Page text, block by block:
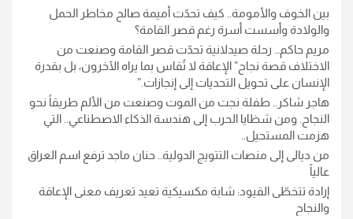
بين الخوف والأمومة.. كيف تحدّت أميمة صالح مخاطر الحمل
والولادة وأسست أسرة رغم قصر القامة؟
مريم حاكم… رحلة صيدلانية تحدّت قصر القامة وصنعت من
الاختلاف قصة نجاح” الإعاقة لا تُقاس بما يراه الآخرون، بل بقدرة
الإنسان على تحويل التحديات إلى إنجازات.”
هاجر شاكر.. طفلة نجت من الموت وصنعت من الألم طريقاً نحو
النجاح. ومن شظايا الحرب إلى هندسة الذكاء الاصطناعي.. التي
هزمت المستحيل..
من ديالى إلى منصات التتويج الدولية.. حنان ماجد ترفع اسم العراق
عالياً
إرادة تتخطّى القيود: شابة مكسيكية تعيد تعريف معنى الإعاقة
والنجاح